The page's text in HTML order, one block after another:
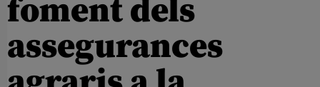
foment dels
assegurances